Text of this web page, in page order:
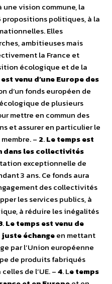
vision commune, la
politiques, à la
Elles
ambitieuses mais
la France et
écologique et de la
venu d’une Europe des
d’un fonds européen de
de plusieurs
mettre en commun des
et assurer en particulier le
– 2.Le temps est
dans les collectivités
exceptionnelle de
3 ans. Ce fonds aura
des collectivités
les services publics, à
à réduire les inégalités
.Le temps est venu de
échangeen mettant
par l’Union européenne
de produits fabriqués
de l’UE. –4. Le temps